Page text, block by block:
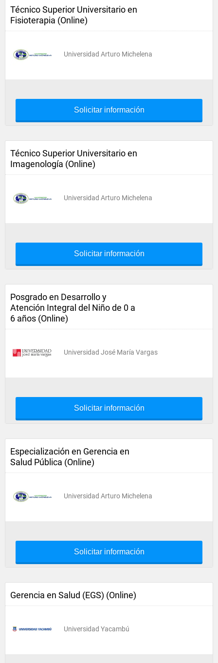
Técnico Superior Universitario en
Fisioterapia (Online)
Universidad Arturo Michelena
Solicitar información
Técnico Superior Universitario en
Imagenología (Online)
Universidad Arturo Michelena
Solicitar información
Posgrado en Desarrollo y
Atención Integral del Niño de 0 a
6 años (Online)
Universidad José María Vargas
Solicitar información
Especialización en Gerencia en
Salud Pública (Online)
Universidad Arturo Michelena
Solicitar información
Gerencia en Salud (EGS) (Online)
Universidad Yacambú